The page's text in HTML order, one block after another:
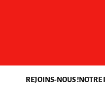
REJOINS-NOUS !NOTRE